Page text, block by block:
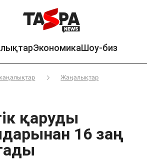
ЭкономикаШоу-биз
Жаңалықтар
қаруды
16 заң